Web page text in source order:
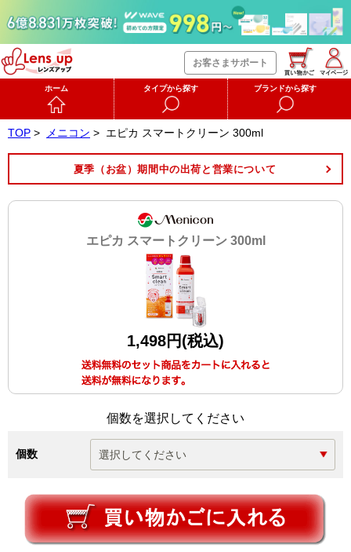
お客さまサポート
ホーム タイプから探す ブランドから探す
TOP > メニコン > エピカ スマートクリーン 300ml
夏季（お盆）期間中の出荷と営業について
エピカ スマートクリーン 300ml
1,498円(税込)
個数を選択してください
個数